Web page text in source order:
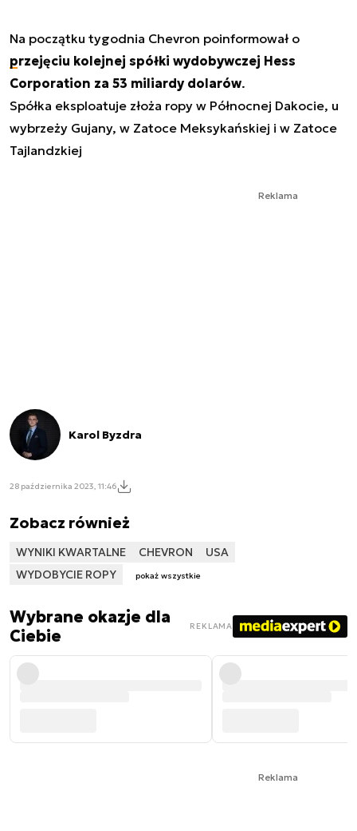
Na początku tygodnia Chevron poinformował o
przejęciu kolejnej spółki wydobywczej Hess
Corporation za 53 miliardy dolarów.
Spółka eksploatuje złoża ropy w Północnej Dakocie, u
wybrzeży Gujany, w Zatoce Meksykańskiej i w Zatoce
Tajlandzkiej
Reklama
Karol Byzdra
28 października 2023, 11:46
Zobacz również
WYNIKI KWARTALNE CHEVRON
USA
WYDOBYCIE ROPY
pokaż wszystkie
Wybrane okazje dla
Ciebie
REKLAMA
Reklama